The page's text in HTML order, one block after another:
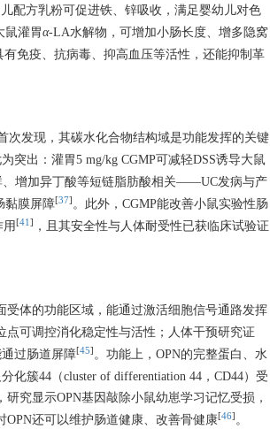
配方乳粉可促进铁、锌吸收，满足婴幼儿对色
鼠灌胃α-LA水解物，可增加小肠长度、增多隐窝
免疫、抗病毒、抑高血压等活性，还能抑制革
次发现，其碳水化合物结构域是功能发挥的关键
突出：灌胃5 mg/kg CGMP可减轻DSS诱导大鼠
、增加异丁酸等短链脂肪酸相关——UC发病与产
黏膜屏障[37] 。此外，CGMP能改善小鼠实验性肠
[41 ]
，且其安全性与人体耐受性已获临床试验证
受体的功能区域，能通过激活细胞信号通路发挥
可调控消化稳定性与活性；人体干预研究证
过肠道屏障[45] 。功能上，OPN的完整蛋白、水
簇44（cluster of differentiation 44，CD44）受
研究显示OPN基因敲除小鼠幼崽学习记忆受损，
OPN还可以维护肠道健康、改善骨健康[46] 。